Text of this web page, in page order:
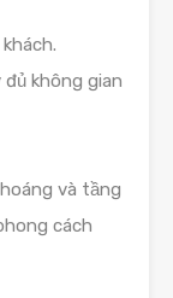
không gian
và tầng
cách